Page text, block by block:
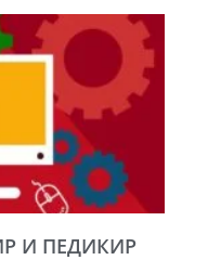
И ПЕДИКИР